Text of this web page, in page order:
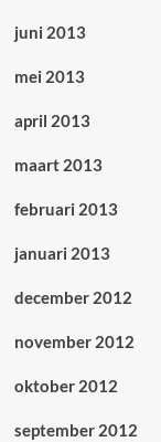
juni 2013
mei 2013
april 2013
maart 2013
februari 2013
januari 2013
december 2012
november 2012
oktober 2012
september 2012